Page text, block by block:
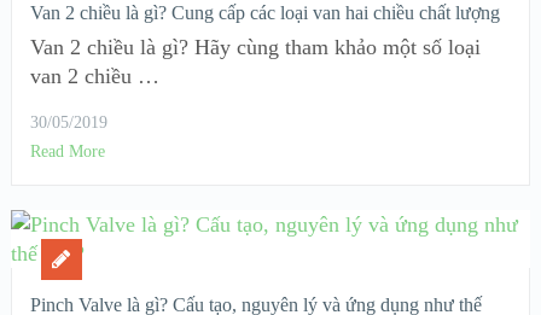
Van 2 chiều là gì? Cung cấp các loại van hai chiều chất lượng
Van 2 chiều là gì? Hãy cùng tham khảo một số loại
van 2 chiều …
30/05/2019
Read More
Pinch Valve là gì? Cấu tạo, nguyên lý và ứng dụng như thế